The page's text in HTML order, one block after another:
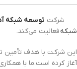
شرکت توسعه شبکه
شبکهفعالیت می‌کند.
این شرکت با هدف تأمین
آغاز کرده است.ما با